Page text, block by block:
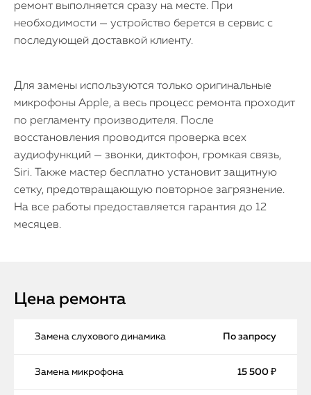
ремонт выполняется сразу на месте. При
необходимости — устройство берется в сервис с
последующей доставкой клиенту.
Для замены используются только оригинальные
микрофоны Apple, а весь процесс ремонта проходит
по регламенту производителя. После
восстановления проводится проверка всех
аудиофункций — звонки, диктофон, громкая связь,
Siri. Также мастер бесплатно установит защитную
сетку, предотвращающую повторное загрязнение.
На все работы предоставляется гарантия до 12
месяцев.
Цена ремонта
Замена слухового динамика По запросу
Замена микрофона 15 500 ₽